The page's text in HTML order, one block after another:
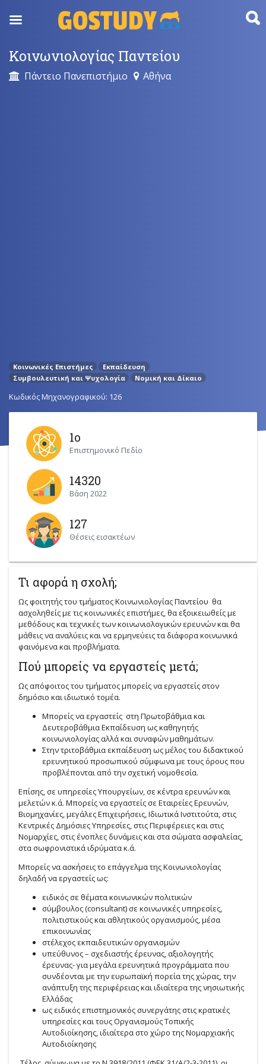
content
Κοινωνιολογίας Παντείου
Πάντειο Πανεπιστήμιο Αθήνα
Κοινωνικές Επιστήμες
Εκπαίδευση
Συμβουλευτική και Ψυχολογία
Νομική και Δίκαιο
Κωδικός Μηχανογραφικού: 126
1ο
Επιστημονικό Πεδίο
14320
Βάση 2022
127
Θέσεις εισακτέων
Τι αφορά η σχολή;
Ως φοιτητής του τμήματος Κοινωνιολογίας Παντείου θα
ασχοληθείς με τις κοινωνικές επιστήμες, θα εξοικειωθείς με
μεθόδους και τεχνικές των κοινωνιολογικών ερευνών και θα
μάθεις να αναλύεις και να ερμηνεύεις τα διάφορα κοινωνικά
φαινόμενα και προβλήματα.
Πού μπορείς να εργαστείς μετά;
Ως απόφοιτος του τμήματος μπορείς να εργαστείς στον
δημόσιο και ιδιωτικό τομέα.
Μπορείς να εργαστείς στη Πρωτοβάθμια και
Δευτεροβάθμια Εκπαίδευση ως καθηγητής
κοινωνιολογίας αλλά και συναφών μαθημάτων.
Στην τριτοβάθμια εκπαίδευση ως μέλος του διδακτικού
ερευνητικού προσωπικού σύμφωνα με τους όρους που
προβλέπονται από την σχετική νομοθεσία.
Επίσης, σε υπηρεσίες Υπουργείων, σε κέντρα ερευνών και
μελετών κ.ά. Μπορείς να εργαστείς σε Εταιρείες Ερευνών,
Βιομηχανίες, μεγάλες Επιχειρήσεις, Ιδιωτικά Ινστιτούτα, στις
Κεντρικές Δημόσιες Υπηρεσίες, στις Περιφέρειες και στις
Νομαρχίες, στις ένοπλες δυνάμεις και στα σώματα ασφαλείας,
στα σωφρονιστικά ιδρύματα κ.ά.
Μπορείς να ασκήσεις το επάγγελμα της Κοινωνιολογίας
δηλαδή να εργαστείς ως:
ειδικός σε θέματα κοινωνικών πολιτικών
σύμβουλος (consultant) σε κοινωνικές υπηρεσίες,
πολιτιστικούς και αθλητικούς οργανισμούς, μέσα
επικοινωνίας
στέλεχος εκπαιδευτικών οργανισμών
υπεύθυνος – σχεδιαστής έρευνας, αξιολογητής
έρευνας- για μεγάλα ερευνητικά προγράμματα που
συνδέονται με την ευρωπαϊκή πορεία της χώρας, την
ανάπτυξη της περιφέρειας και ιδιαίτερα της νησιωτικής
Ελλάδας
ως ειδικός επιστημονικός συνεργάτης στις κρατικές
υπηρεσίες και τους Οργανισμούς Τοπικής
Αυτοδιοίκησης, ιδιαίτερα στο χώρο της Νομαρχιακής
Αυτοδιοίκησης